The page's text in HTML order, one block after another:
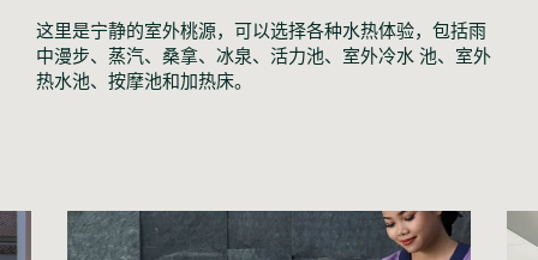
这里是宁静的室外桃源，可以选择各种水热体验，包括雨
中漫步、蒸汽、桑拿、冰泉、活力池、室外冷水 池、室外
热水池、按摩池和加热床。